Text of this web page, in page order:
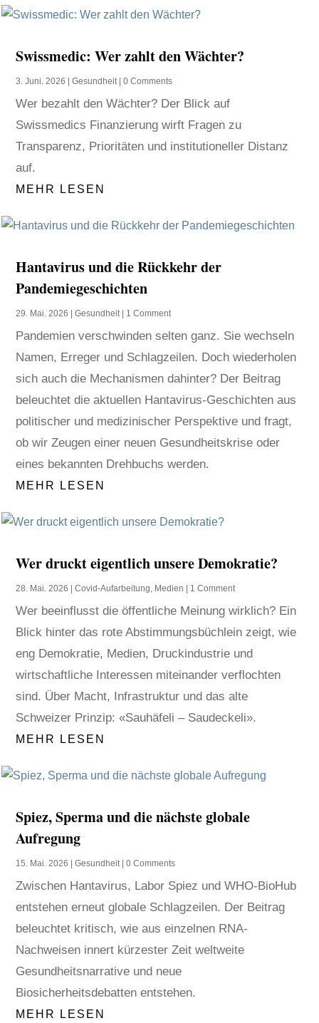
Swissmedic: Wer zahlt den Wächter?
3. Juni. 2026 |Gesundheit | 0 Comments
Wer bezahlt den Wächter? Der Blick auf
Swissmedics Finanzierung wirft Fragen zu
Transparenz, Prioritäten und institutioneller Distanz
auf.
MEHR LESEN
Hantavirus und die Rückkehr der
Pandemiegeschichten
29. Mai. 2026 |Gesundheit | 1 Comment
Pandemien verschwinden selten ganz. Sie wechseln
Namen, Erreger und Schlagzeilen. Doch wiederholen
sich auch die Mechanismen dahinter? Der Beitrag
beleuchtet die aktuellen Hantavirus-Geschichten aus
politischer und medizinischer Perspektive und fragt,
ob wir Zeugen einer neuen Gesundheitskrise oder
eines bekannten Drehbuchs werden.
MEHR LESEN
Wer druckt eigentlich unsere Demokratie?
28. Mai. 2026 |Covid-Aufarbeitung Medien | 1 Comment
Wer beeinflusst die öffentliche Meinung wirklich? Ein
Blick hinter das rote Abstimmungsbüchlein zeigt, wie
eng Demokratie, Medien, Druckindustrie und
wirtschaftliche Interessen miteinander verflochten
sind. Über Macht, Infrastruktur und das alte
Schweizer Prinzip: «Sauhäfeli – Saudeckeli».
MEHR LESEN
Spiez, Sperma und die nächste globale
Aufregung
15. Mai. 2026 |Gesundheit | 0 Comments
Zwischen Hantavirus, Labor Spiez und WHO-BioHub
entstehen erneut globale Schlagzeilen. Der Beitrag
beleuchtet kritisch, wie aus einzelnen RNA-
Nachweisen innert kürzester Zeit weltweite
Gesundheitsnarrative und neue
Biosicherheitsdebatten entstehen.
MEHR LESEN